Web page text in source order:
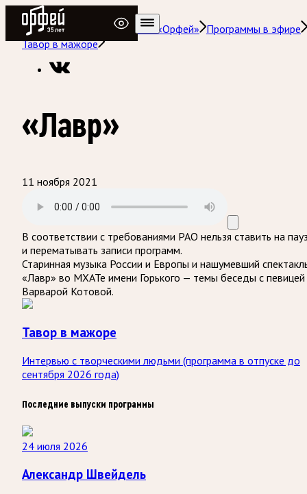
Радио Орфей
Радио классической музыки «Орфей» Программы в эфире
Тавор в мажоре
«Лавр»
11 ноября 2021
В соответствии с требованиями РАО нельзя ставить на
и перематывать записи программ.
Старинная музыка России и Европы и нашумевший
«Лавр» во МХАТе имени Горького — темы беседы с певицей
Варварой Котовой.
Тавор в мажоре
Интервью с творческими людьми (программа в отпуске до
сентября 2026 года)
Последние выпуски программы
24 июля 2026
Александр Швейдель